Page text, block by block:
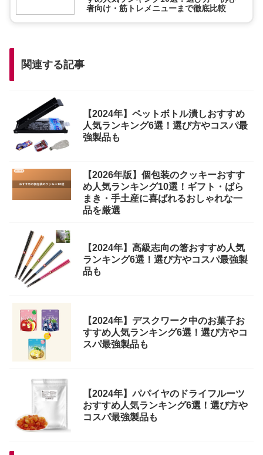
者向け・筋トレメニューまで徹底比較
関連する記事
【2024年】ペットボトル潰しおすすめ
人気ランキング6選！選び方やコスパ最
強製品も
【2026年版】個包装のクッキーおすす
め人気ランキング10選！ギフト・ばら
まき・手土産に喜ばれるおしゃれな一
品を厳選
【2024年】高級志向の箸おすすめ人気
ランキング6選！選び方やコスパ最強製
品も
【2024年】デスクワーク中のお菓子お
すすめ人気ランキング6選！選び方やコ
スパ最強製品も
【2024年】パパイヤのドライフルーツ
おすすめ人気ランキング6選！選び方や
コスパ最強製品も